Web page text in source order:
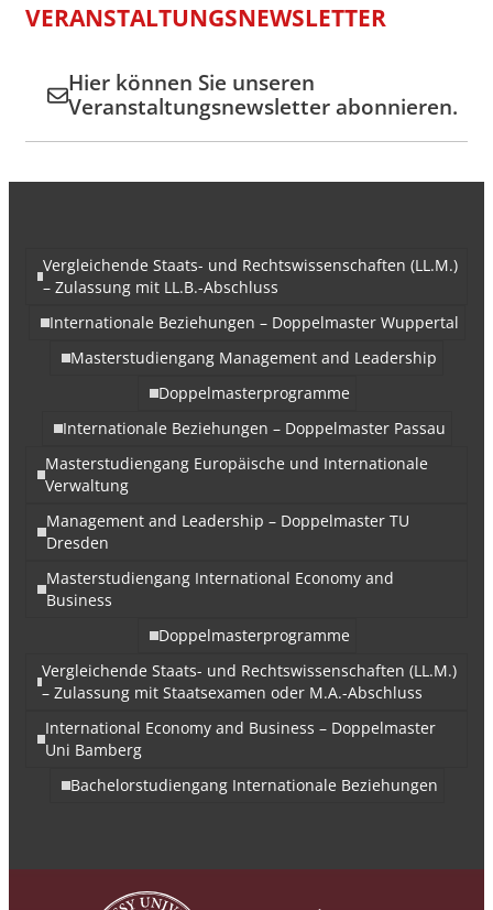
VERANSTALTUNGSNEWSLETTER
Hier können Sie unseren
Veranstaltungsnewsletter abonnieren.
Vergleichende Staats- und Rechtswissenschaften (LL.M.)
– Zulassung mit LL.B.-Abschluss
Internationale Beziehungen – Doppelmaster Wuppertal
Masterstudiengang Management and Leadership
Doppelmasterprogramme
Internationale Beziehungen – Doppelmaster Passau
Masterstudiengang Europäische und Internationale
Verwaltung
Management and Leadership – Doppelmaster TU
Dresden
Masterstudiengang International Economy and
Business
Doppelmasterprogramme
Vergleichende Staats- und Rechtswissenschaften (LL.M.)
– Zulassung mit Staatsexamen oder M.A.-Abschluss
International Economy and Business – Doppelmaster
Uni Bamberg
Bachelorstudiengang Internationale Beziehungen